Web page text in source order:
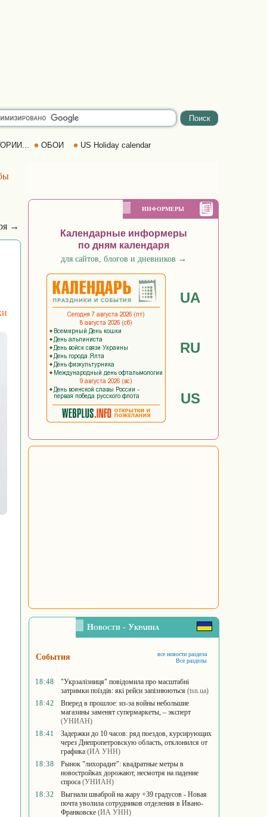
ОБОИ US Holiday calendar
→
ИНФОРМЕРЫ
Календарные информеры
по дням календаря
для сайтов, блогов и дневников →
UA
RU
US
Новости - Украина
События
все новости раздела
Все разделы
18:48
"Укрзалізниця" повідомила про масштабні
затримки поїздів: які рейси запізнюються (tsn.ua)
18:42
Вперед в прошлое: из-за войны небольшие
магазины заменят супермаркеты, – эксперт
(УНИАН)
18:41
Задержки до 10 часов: ряд поездов, курсирующих
через Днепропетровскую область, отклонился от
графика (ИА УНН)
18:38
Рынок "лихорадит": квадратные метры в
новостройках дорожают, несмотря на падение
спроса (УНИАН)
18:32
Выгнали шваброй на жару +39 градусов - Новая
почта уволила сотрудников отделения в Ивано-
Франковске (ИА УНН)